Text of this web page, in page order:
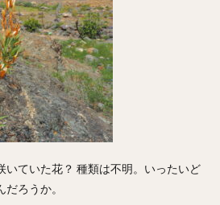
いていた花？ 種類は不明。いったいど
ろうか。